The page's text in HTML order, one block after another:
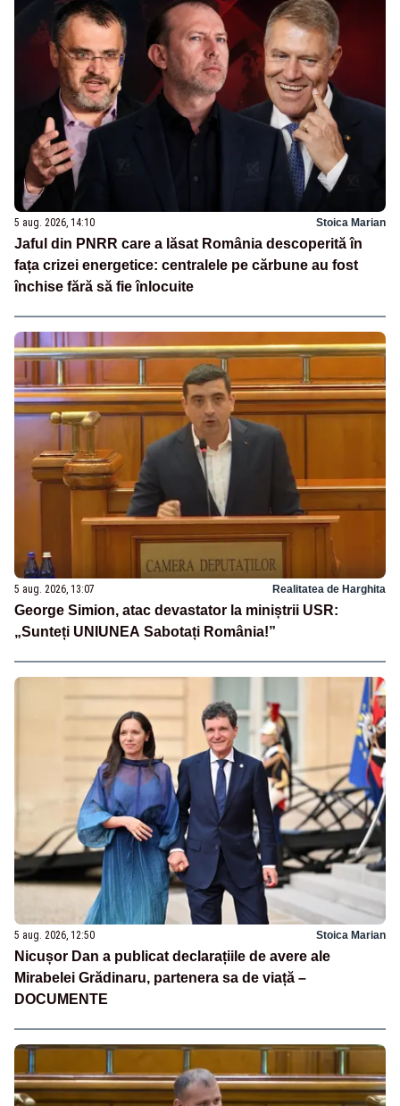
5 aug. 2026, 14:10 Stoica Marian
Jaful din PNRR care a lăsat România descoperită în
fața crizei energetice: centralele pe cărbune au fost
închise fără să fie înlocuite
5 aug. 2026, 13:07 Realitatea de Harghita
George Simion, atac devastator la miniștrii USR:
„Sunteți UNIUNEA Sabotați România!”
5 aug. 2026, 12:50 Stoica Marian
Nicușor Dan a publicat declarațiile de avere ale
Mirabelei Grădinaru, partenera sa de viață –
DOCUMENTE